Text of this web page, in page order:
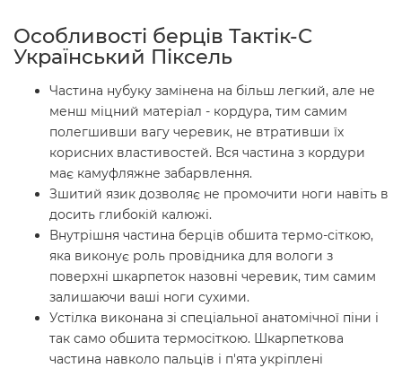
Особливості берців Тактік-С
Український Піксель
Частина нубуку замінена на більш легкий, але не
менш міцний матеріал - кордура, тим самим
полегшивши вагу черевик, не втративши їх
корисних властивостей. Вся частина з кордури
має камуфляжне забарвлення.
Зшитий язик дозволяє не промочити ноги навіть в
досить глибокій калюжі.
Внутрішня частина берців обшита термо-сіткою,
яка виконує роль провідника для вологи з
поверхні шкарпеток назовні черевик, тим самим
залишаючи ваші ноги сухими.
Устілка виконана зі спеціальної анатомічної піни і
так само обшита термосіткою. Шкарпеткова
частина навколо пальців і п'ята укріплені